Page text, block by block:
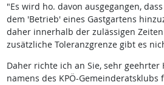
"Es wird ho. davon ausgegangen,
dem 'Betrieb' eines Gastgartens
daher innerhalb der zulässigen
zusätzliche Toleranzgrenze gibt es
Daher richte ich an Sie, sehr geehrter
namens des KPÖ-Gemeinderatsklubs